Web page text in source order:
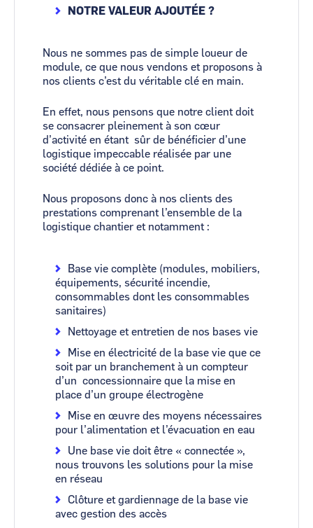
NOTRE VALEUR AJOUTÉE ?
Nous ne sommes pas de simple loueur de
module, ce que nous vendons et proposons à
nos clients c’est du véritable clé en main.
En effet, nous pensons que notre client doit
se consacrer pleinement à son cœur
d’activité en étant sûr de bénéficier d’une
logistique impeccable réalisée par une
société dédiée à ce point.
Nous proposons donc à nos clients des
prestations comprenant l’ensemble de la
logistique chantier et notamment :
Base vie complète (modules, mobiliers,
équipements, sécurité incendie,
consommables dont les consommables
sanitaires)
Nettoyage et entretien de nos bases vie
Mise en électricité de la base vie que ce
soit par un branchement à un compteur
d’un concessionnaire que la mise en
place d’un groupe électrogène
Mise en œuvre des moyens nécessaires
pour l’alimentation et l’évacuation en eau
Une base vie doit être « connectée »,
nous trouvons les solutions pour la mise
en réseau
Clôture et gardiennage de la base vie
avec gestion des accès